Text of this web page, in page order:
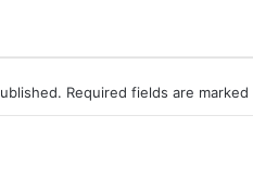
Required fields are marked